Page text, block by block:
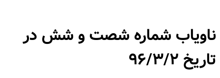
ناویاب شماره شصت و شش در
تاریخ ۹۶/۳/۲